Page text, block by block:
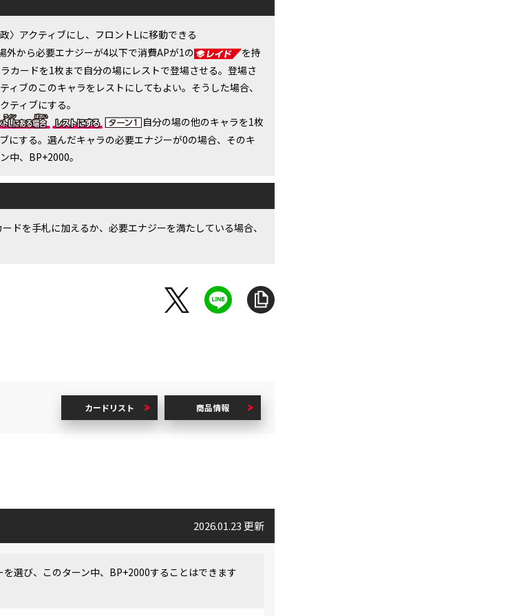
政〉アクティブにし、フロントLに移動できる
外から必要エナジーが4以下で消費APが1の
を持
カードを1枚まで自分の場にレストで登場させる。登場さ
ィブのこのキャラをレストにしてもよい。そうした場合、
ティブにする。
自分の場の他のキャラを1枚
にする。選んだキャラの必要エナジーが0の場合、そのキ
中、BP+2000。
ードを手札に加えるか、必要エナジーを満たしている場合、
カードリスト 商品情報
2026.01.23 更新
選び、このターン中、BP+2000することはできます